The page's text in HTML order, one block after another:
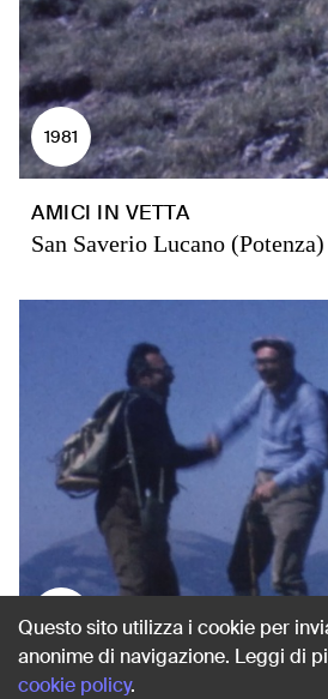
1981
AMICI IN VETTA
San Saverio Lucano (Potenza)
1980
PANORAMI DAL CARAMOLO
Questo sito utilizza i cookie per
anonime di navigazione. Leggi di
cookie policy.